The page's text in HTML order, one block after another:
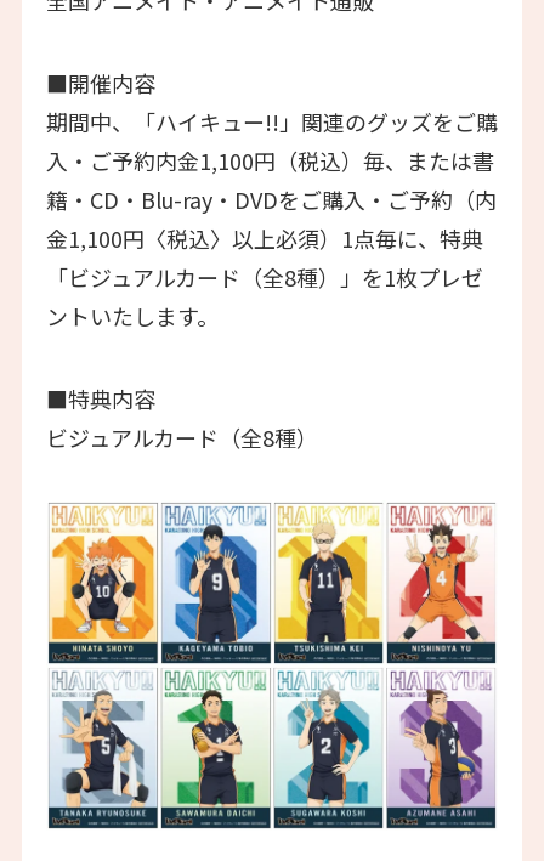
■開催内容
期間中、「ハイキュー!!」関連のグッズをご購
入・ご予約内金1,100円（税込）毎、または書
籍・CD・Blu-ray・DVDをご購入・ご予約（内
金1,100円〈税込〉以上必須）1点毎に、特典
「ビジュアルカード（全8種）」を1枚プレゼ
ントいたします。
■特典内容
ビジュアルカード（全8種）